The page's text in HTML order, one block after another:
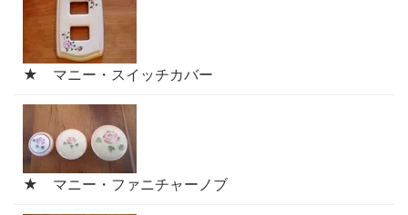
★ マニー・スイッチカバー
★ マニー・ファニチャーノブ